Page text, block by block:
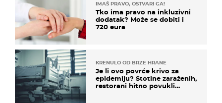
IMAŠ PRAVO, OSTVARI GA!
Tko ima pravo na inkluzivni
dodatak? Može se dobiti i
720 eura
KRENULO OD BRZE HRANE
Je li ovo povrće krivo za
epidemiju? Stotine zaraženih,
restorani hitno povukli